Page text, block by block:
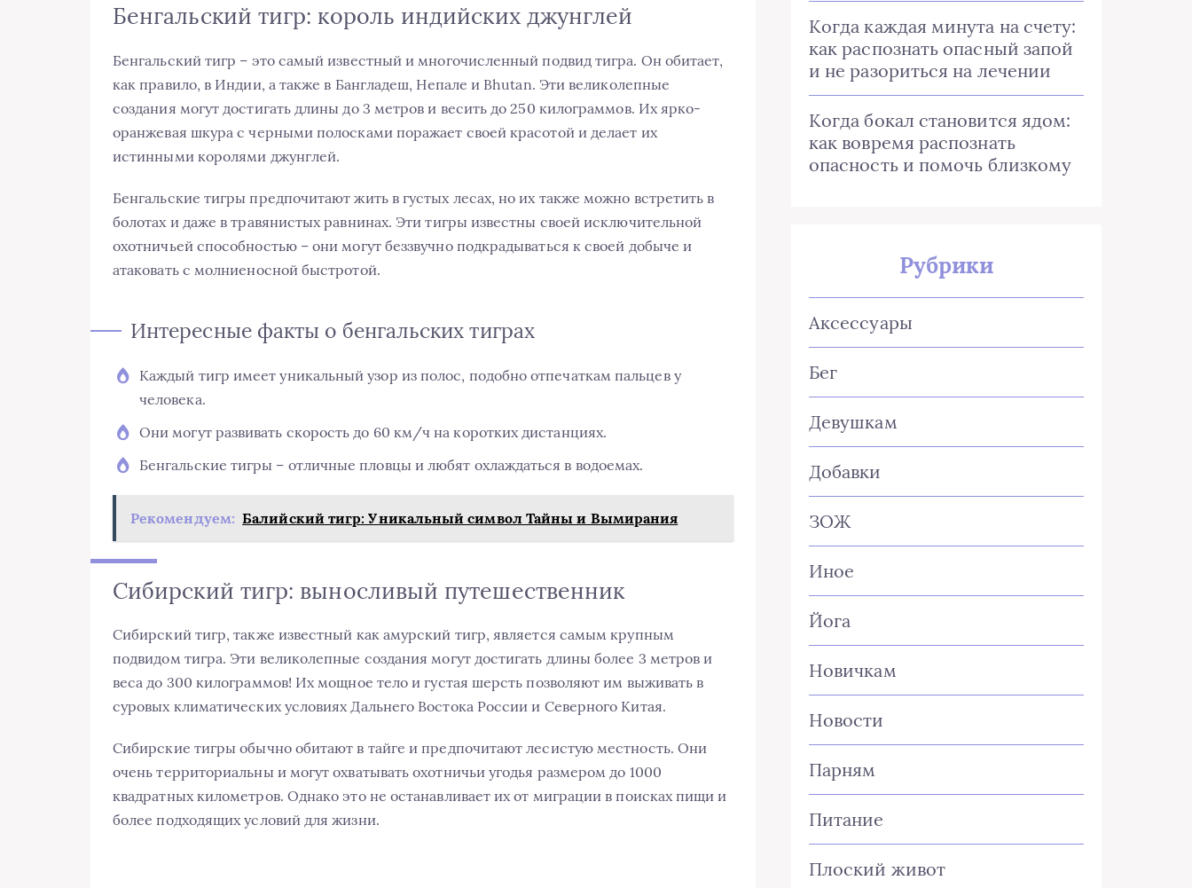
Бенгальский тигр: король индийских джунглей
Бенгальский тигр – это самый известный и многочисленный подвид тигра. Он обитает,
как правило, в Индии, а также в Бангладеш, Непале и Bhutan. Эти великолепные
создания могут достигать длины до 3 метров и весить до 250 килограммов. Их ярко-
оранжевая шкура с черными полосками поражает своей красотой и делает их
истинными королями джунглей.
Бенгальские тигры предпочитают жить в густых лесах, но их также можно встретить в
болотах и даже в травянистых равнинах. Эти тигры известны своей исключительной
охотничьей способностью – они могут беззвучно подкрадываться к своей добыче и
атаковать с молниеносной быстротой.
Интересные факты о бенгальских тиграх
Каждый тигр имеет уникальный узор из полос, подобно отпечаткам пальцев у
человека.
Они могут развивать скорость до 60 км/ч на коротких дистанциях.
Бенгальские тигры – отличные пловцы и любят охлаждаться в водоемах.
Рекомендуем: Балийский тигр: Уникальный символ Тайны и Вымирания
Сибирский тигр: выносливый путешественник
Сибирский тигр, также известный как амурский тигр, является самым крупным
подвидом тигра. Эти великолепные создания могут достигать длины более 3 метров и
веса до 300 килограммов! Их мощное тело и густая шерсть позволяют им выживать в
суровых климатических условиях Дальнего Востока России и Северного Китая.
Сибирские тигры обычно обитают в тайге и предпочитают лесистую местность. Они
очень территориальны и могут охватывать охотничьи угодья размером до 1000
квадратных километров. Однако это не останавливает их от миграции в поисках пищи и
более подходящих условий для жизни.
Когда каждая минута на счету:
как распознать опасный запой
и не разориться на лечении
Когда бокал становится ядом:
как вовремя распознать
опасность и помочь близкому
Рубрики
Аксессуары
Бег
Девушкам
Добавки
ЗОЖ
Иное
Йога
Новичкам
Новости
Парням
Питание
Плоский живот